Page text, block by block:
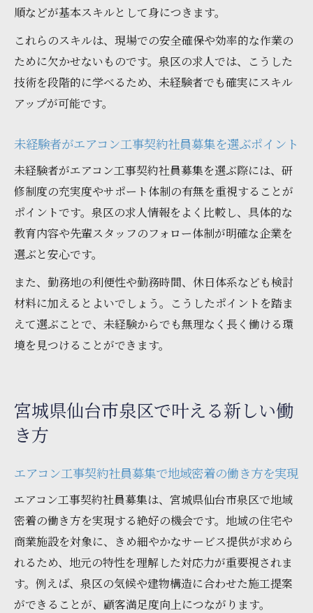
順などが基本スキルとして身につきます。
これらのスキルは、現場での安全確保や効率的な作業の
ために欠かせないものです。泉区の求人では、こうした
技術を段階的に学べるため、未経験者でも確実にスキル
アップが可能です。
未経験者がエアコン工事契約社員募集を選ぶポイント
未経験者がエアコン工事契約社員募集を選ぶ際には、研
修制度の充実度やサポート体制の有無を重視することが
ポイントです。泉区の求人情報をよく比較し、具体的な
教育内容や先輩スタッフのフォロー体制が明確な企業を
選ぶと安心です。
また、勤務地の利便性や勤務時間、休日体系なども検討
材料に加えるとよいでしょう。こうしたポイントを踏ま
えて選ぶことで、未経験からでも無理なく長く働ける環
境を見つけることができます。
宮城県仙台市泉区で叶える新しい働
き方
エアコン工事契約社員募集で地域密着の働き方を実現
エアコン工事契約社員募集は、宮城県仙台市泉区で地域
密着の働き方を実現する絶好の機会です。地域の住宅や
商業施設を対象に、きめ細やかなサービス提供が求めら
れるため、地元の特性を理解した対応力が重要視されま
す。例えば、泉区の気候や建物構造に合わせた施工提案
ができることが、顧客満足度向上につながります。